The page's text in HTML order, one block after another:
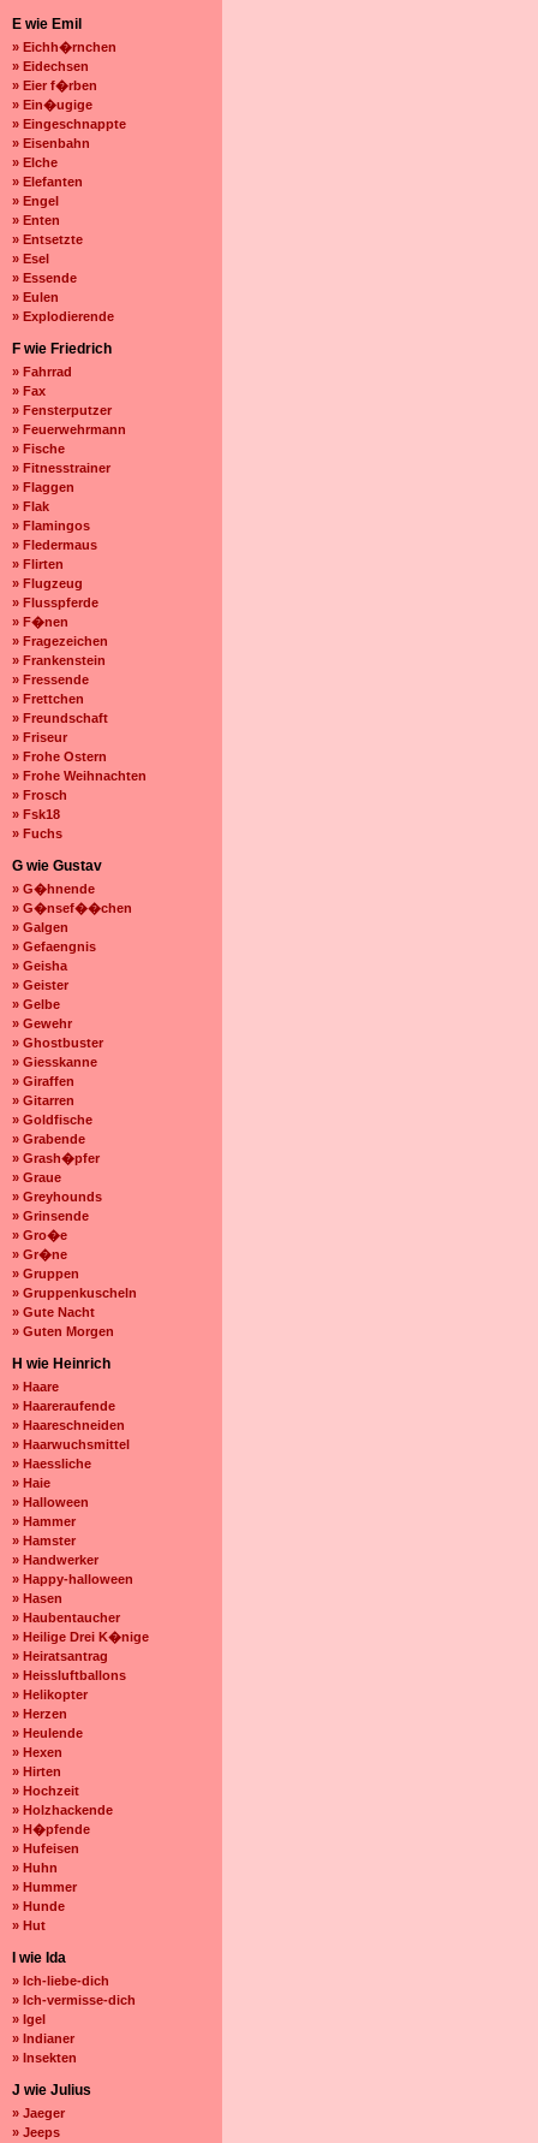
E wie Emil
» Eichh�rnchen
» Eidechsen
» Eier f�rben
» Ein�ugige
» Eingeschnappte
» Eisenbahn
» Elche
» Elefanten
» Engel
» Enten
» Entsetzte
» Esel
» Essende
» Eulen
» Explodierende
F wie Friedrich
» Fahrrad
» Fax
» Fensterputzer
» Feuerwehrmann
» Fische
» Fitnesstrainer
» Flaggen
» Flak
» Flamingos
» Fledermaus
» Flirten
» Flugzeug
» Flusspferde
» F�nen
» Fragezeichen
» Frankenstein
» Fressende
» Frettchen
» Freundschaft
» Friseur
» Frohe Ostern
» Frohe Weihnachten
» Frosch
» Fsk18
» Fuchs
G wie Gustav
» G�hnende
» G�nsef��chen
» Galgen
» Gefaengnis
» Geisha
» Geister
» Gelbe
» Gewehr
» Ghostbuster
» Giesskanne
» Giraffen
» Gitarren
» Goldfische
» Grabende
» Grash�pfer
» Graue
» Greyhounds
» Grinsende
» Gro�e
» Gr�ne
» Gruppen
» Gruppenkuscheln
» Gute Nacht
» Guten Morgen
H wie Heinrich
» Haare
» Haareraufende
» Haareschneiden
» Haarwuchsmittel
» Haessliche
» Haie
» Halloween
» Hammer
» Hamster
» Handwerker
» Happy-halloween
» Hasen
» Haubentaucher
» Heilige Drei K�nige
» Heiratsantrag
» Heissluftballons
» Helikopter
» Herzen
» Heulende
» Hexen
» Hirten
» Hochzeit
» Holzhackende
» H�pfende
» Hufeisen
» Huhn
» Hummer
» Hunde
» Hut
I wie Ida
» Ich-liebe-dich
» Ich-vermisse-dich
» Igel
» Indianer
» Insekten
J wie Julius
» Jaeger
» Jeeps